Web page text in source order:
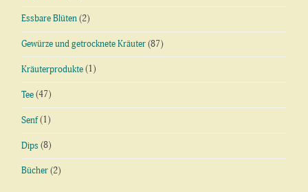
Essbare Blüten (2)
Gewürze und getrocknete Kräuter (87)
Kräuterprodukte (1)
Tee (47)
Senf(1)
Dips (8)
Bücher (2)